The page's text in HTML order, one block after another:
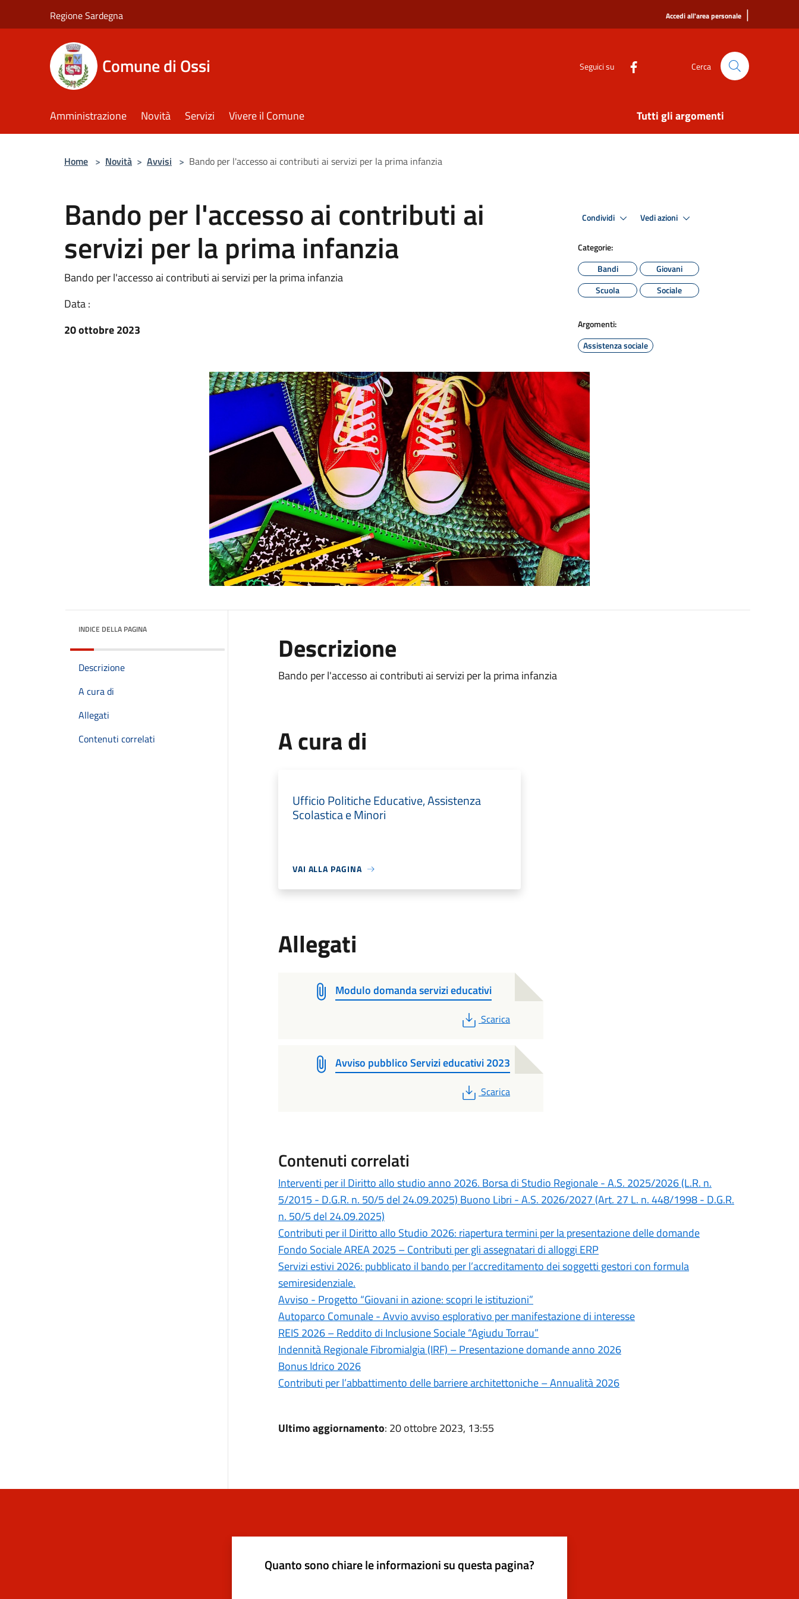
Regione Sardegna Accedi all'area personale |
Comune di Ossi Seguici su Cerca
Amministrazione Novità Servizi Vivere il Comune Tutti gli argomenti
Home > Novità > Avvisi > Bando per l'accesso ai contributi ai servizi per la prima infanzia
Bando per l'accesso ai contributi ai
servizi per la prima infanzia
Bando per l'accesso ai contributi ai servizi per la prima infanzia
Data :
20 ottobre 2023
Condividi Vedi azioni
Categorie:
Bandi
Giovani
Scuola
Sociale
Argomenti:
Assistenza sociale
INDICE DELLA PAGINA
Descrizione
A cura di
Allegati
Contenuti correlati
Descrizione
Bando per l'accesso ai contributi ai servizi per la prima infanzia
A cura di
Ufficio Politiche Educative, Assistenza
Scolastica e Minori
VAI ALLA PAGINA
Allegati
Modulo domanda servizi educativi
PDF
Scarica
Avviso pubblico Servizi educativi 2023
PDF
Scarica
Contenuti correlati
Interventi per il Diritto allo studio anno 2026. Borsa di Studio Regionale - A.S. 2025/2026 (L.R. n.
5/2015 - D.G.R. n. 50/5 del 24.09.2025) Buono Libri - A.S. 2026/2027 (Art. 27 L. n. 448/1998 - D.G.R.
n. 50/5 del 24.09.2025)
Contributi per il Diritto allo Studio 2026: riapertura termini per la presentazione delle domande
Fondo Sociale AREA 2025 – Contributi per gli assegnatari di alloggi ERP
Servizi estivi 2026: pubblicato il bando per l’accreditamento dei soggetti gestori con formula
semiresidenziale.
Avviso - Progetto “Giovani in azione: scopri le istituzioni”
Autoparco Comunale - Avvio avviso esplorativo per manifestazione di interesse
REIS 2026 – Reddito di Inclusione Sociale “Agiudu Torrau”
Indennità Regionale Fibromialgia (IRF) – Presentazione domande anno 2026
Bonus Idrico 2026
Contributi per l’abbattimento delle barriere architettoniche – Annualità 2026
Ultimo aggiornamento: 20 ottobre 2023, 13:55
Quanto sono chiare le informazioni su questa pagina?